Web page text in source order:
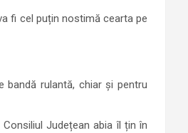
fi cel puțin nostimă cearta pe
rulantă, chiar și pentru
Județean abia îl țin în